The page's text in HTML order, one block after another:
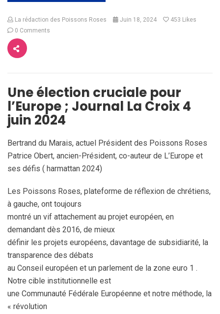
La rédaction des Poissons Roses Juin 18, 2024 453 Likes
0 Comments
Une élection cruciale pour
l’Europe ; Journal La Croix 4
juin 2024
Bertrand du Marais, actuel Président des Poissons Roses
Patrice Obert, ancien-Président, co-auteur de L’Europe et
ses défis ( harmattan 2024)
Les Poissons Roses, plateforme de réflexion de chrétiens,
à gauche, ont toujours
montré un vif attachement au projet européen, en
demandant dès 2016, de mieux
définir les projets européens, davantage de subsidiarité, la
transparence des débats
au Conseil européen et un parlement de la zone euro 1 .
Notre cible institutionnelle est
une Communauté Fédérale Européenne et notre méthode, la
« révolution